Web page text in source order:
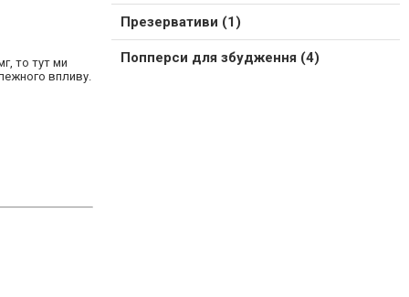
то тут ми
впливу.
Презервативи (1)
Попперси для збудження (4)